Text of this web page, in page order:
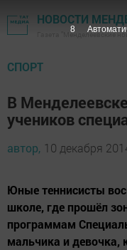
НОВОСТИ
Газета "Менделеевские
СПОРТ
В
учеников
автор, 10 декабря
Юные теннисисты
школе, где прошёл
программам
мальчика и девочка,
7